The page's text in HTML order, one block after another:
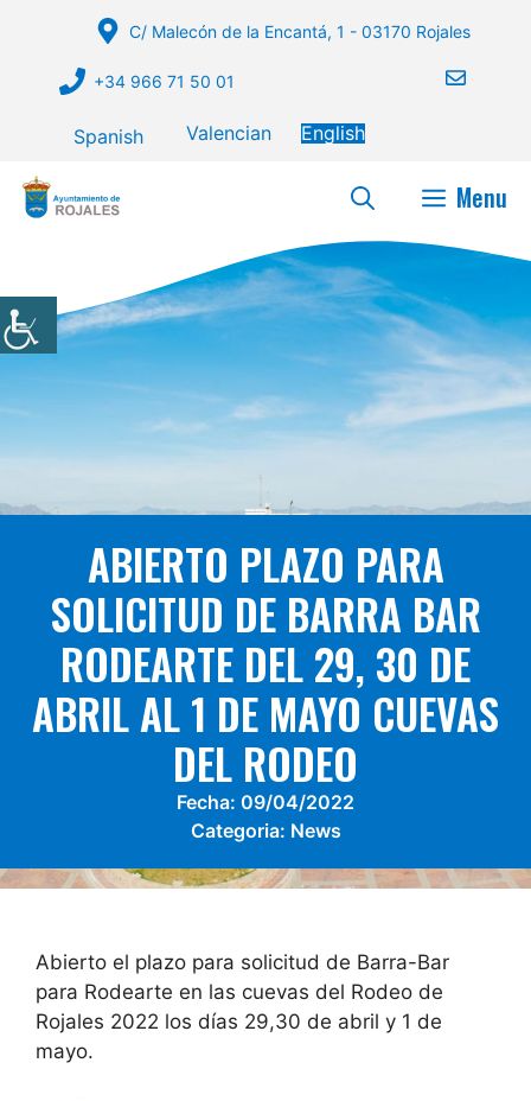
C/ Malecón de la Encantá, 1 - 03170 Rojales
+34 966 71 50 01
Spanish Valencian English
Menu
ABIERTO PLAZO PARA
SOLICITUD DE BARRA BAR
RODEARTE DEL 29, 30 DE
ABRIL AL 1 DE MAYO CUEVAS
DEL RODEO
Fecha: 09/04/2022
Categoria: News
Abierto el plazo para solicitud de Barra-Bar
para Rodearte en las cuevas del Rodeo de
Rojales 2022 los días 29,30 de abril y 1 de
mayo.